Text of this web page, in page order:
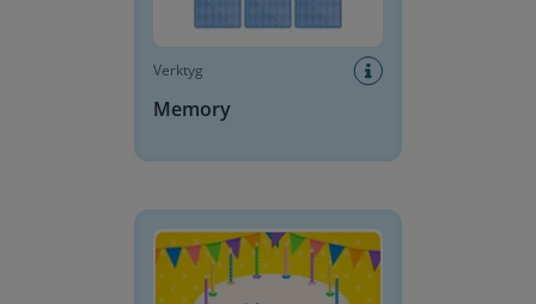
Verktyg
Memory